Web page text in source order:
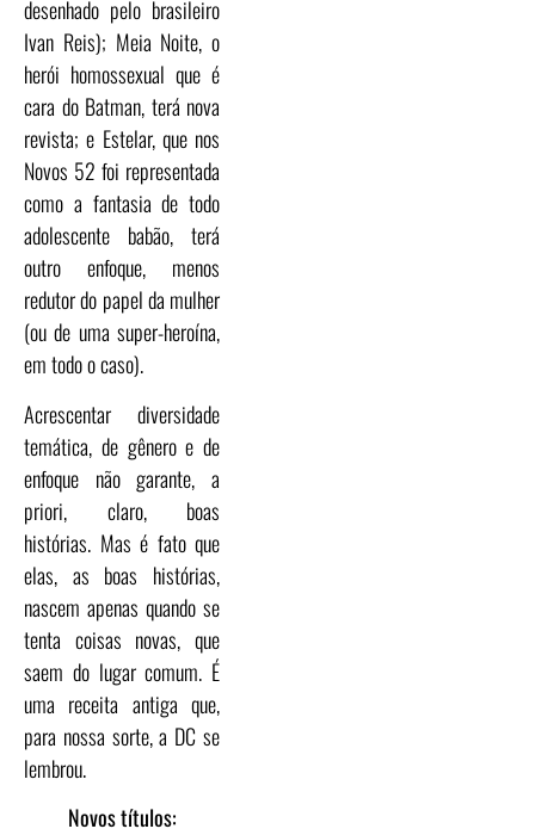
desenhado pelo brasileiro
Ivan Reis); Meia Noite, o
herói homossexual que é
cara do Batman, terá nova
revista; e Estelar, que nos
Novos 52 foi representada
como a fantasia de todo
adolescente babão, terá
outro enfoque, menos
redutor do papel da mulher
(ou de uma super-heroína,
em todo o caso).
Acrescentar diversidade
temática, de gênero e de
enfoque não garante, a
priori, claro, boas
histórias. Mas é fato que
elas, as boas histórias,
nascem apenas quando se
tenta coisas novas, que
saem do lugar comum. É
uma receita antiga que,
para nossa sorte, a DC se
lembrou.
Novos títulos: